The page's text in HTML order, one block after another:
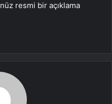
resmi bir açıklama